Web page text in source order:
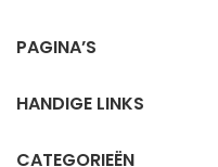
PAGINA’S
HANDIGE LINKS
CATEGORIEËN